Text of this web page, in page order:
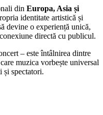
din Europa, Asia și
identitate artistică și
devine o experiență unică,
directă cu publicul.
– este întâlnirea dintre
muzica vorbește universal
și spectatori.